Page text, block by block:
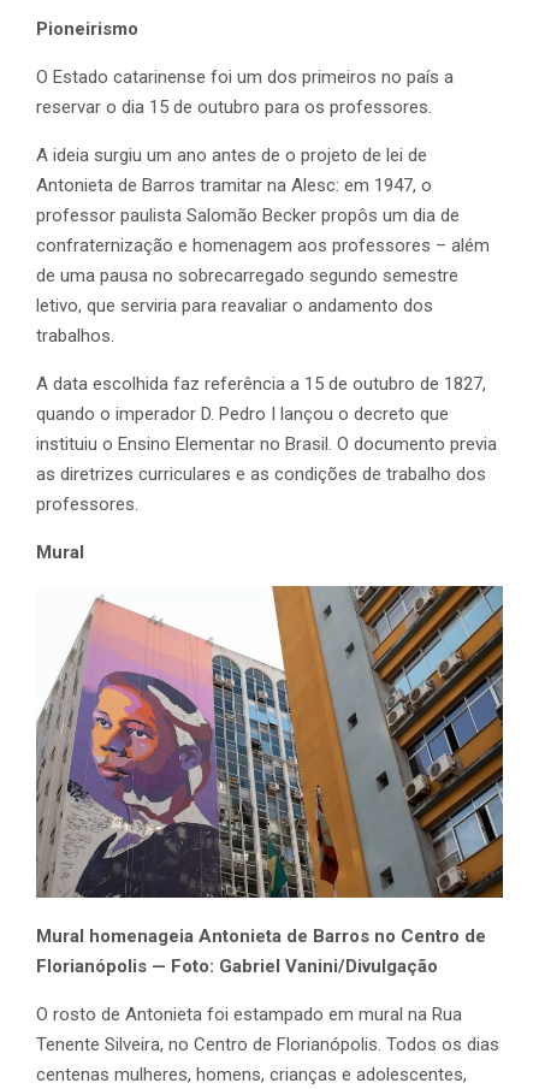
Pioneirismo
O Estado catarinense foi um dos primeiros no país a
reservar o dia 15 de outubro para os professores.
A ideia surgiu um ano antes de o projeto de lei de
Antonieta de Barros tramitar na Alesc: em 1947, o
professor paulista Salomão Becker propôs um dia de
confraternização e homenagem aos professores – além
de uma pausa no sobrecarregado segundo semestre
letivo, que serviria para reavaliar o andamento dos
trabalhos.
A data escolhida faz referência a 15 de outubro de 1827,
quando o imperador D. Pedro I lançou o decreto que
instituiu o Ensino Elementar no Brasil. O documento previa
as diretrizes curriculares e as condições de trabalho dos
professores.
Mural
Mural homenageia Antonieta de Barros no Centro de
Florianópolis — Foto: Gabriel Vanini/Divulgação
O rosto de Antonieta foi estampado em mural na Rua
Tenente Silveira, no Centro de Florianópolis. Todos os dias
centenas mulheres, homens, crianças e adolescentes,